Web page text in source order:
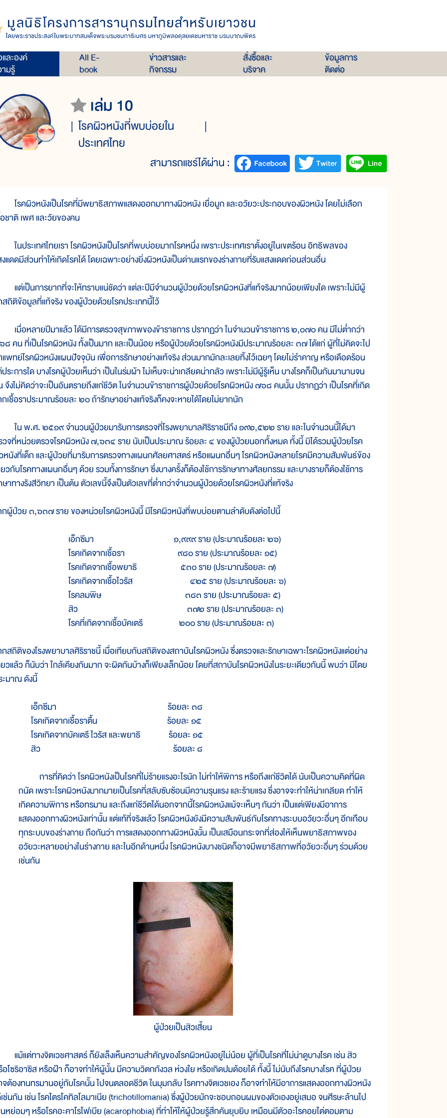
ละองค์
มรู้
All E-
book
ข่าวสารและ
กิจกรรม
สั่งซื้อและ
บริจาค
ข้อมูลการ
ติดต่อ
เล่ม 10
โรคผิวหนังที่พบบ่อยใน
ประเทศไทย
สามารถแชร์ได้ผ่าน :
คผิวหนังเป็นโรคที่มีพยาธิสภาพแสดงออกมาทางผิวหนัง เยื่อมูก และอวัยวะประกอบของผิวหนัง โดยไม่เลือก
ชาติ เพศ และวัยของคน
ระเทศไทยเรา โรคผิวหนังเป็นโรคที่พบบ่อยมากโรคหนึ่ง เพราะประเทศเราตั้งอยู่ในเขตร้อน อิทธิพลของ
แดดมีส่วนทำให้เกิดโรคได้ โดยเฉพาะอย่างยิ่งผิวหนังเป็นด่านแรกของร่างกายที่รับแสงแดดก่อนส่วนอื่น
เป็นการยากที่จะให้ทราบแน่ชัดว่า แต่ละปีมีจำนวนผู้ป่วยด้วยโรคผิวหนังที่แท้จริงมากน้อยเพียงใด เพราะไม่มีผู้
ถิติข้อมูลที่แท้จริง ของผู้ป่วยด้วยโรคประเภทนี้ไว้
อหลายปีมาแล้ว ได้มีการตรวจสุขภาพของข้าราชการ ปรากฏว่า ในจำนวนข้าราชการ ๒,๐๗๐ คน มีไม่ต่ำกว่า
คน ที่เป็นโรคผิวหนัง ทั้งเป็นมาก และเป็นน้อย หรือผู้ป่วยด้วยโรคผิวหนังมีประมาณร้อยละ ๓๗ ได้แก่ ผู้ที่ไม่คิดจะไป
พทย์โรคผิวหนังแผนปัจจุบัน เพื่อการรักษาอย่างแท้จริง ส่วนมากมักละเลยทิ้งไว้เฉยๆ โดยไม่รำคาญ หรือเดือดร้อน
ระการใด บางโรคผู้ป่วยเห็นว่า เป็นในร่มผ้า ไม่เห็นจะน่าเกลียดน่ากลัว เพราะไม่มีผู้รู้เห็น บางโรคก็เป็นกันมานานจน
จึงไม่คิดว่าจะเป็นอันตรายถึงแก่ชีวิต ในจำนวนข้าราชการผู้ป่วยด้วยโรคผิวหนัง ๗๖๘ คนนั้น ปรากฏว่า เป็นโรคที่เกิด
เชื้อราประมาณร้อยละ ๒๐ ถ้ารักษาอย่างแท้จริงก็คงจะหายได้โดยไม่ยากนัก
พ.ศ. ๒๕๑๙ จำนวนผู้ป่วยมารับการตรวจที่โรงพยาบาลศิริราชมีถึง ๑๙๒,๕๒๒ ราย และในจำนวนนี้ได้มา
วจที่หน่วยตรวจโรคผิวหนัง ๗,๖๓๔ ราย นับเป็นประมาณ ร้อยละ ๔ ของผู้ป่วยนอกทั้งหมด ทั้งนี้ มิได้รวมผู้ป่วยโรค
หนังที่เด็ก และผู้ป่วยที่มารับการตรวจทางแผนกศัลยศาสตร์ หรือแผนกอื่นๆ โรคผิวหนังหลายโรคมีความสัมพันธ์ข้อง
วกับโรคทางแผนกอื่นๆ ด้วย รวมทั้งการรักษา ซึ่งบางครั้งก็ต้องใช้การรักษาทางศัลยกรรม และบางรายก็ต้องใช้การ
าทางรังสีวิทยา เป็นต้น ตัวเลขนี้จึงเป็นตัวเลขที่ต่ำกว่าจำนวนผู้ป่วยด้วยโรคผิวหนังที่แท้จริง
กผู้ป่วย ๓,๖๓๗ ราย ของหน่วยโรคผิวหนังนี้ มีโรคผิวหนังที่พบบ่อยตามลำดับดังต่อไปนี้
เอ็กซีมา
๑,๙๙๙ ราย (ประมาณร้อยละ ๒๖)
โรคเกิดจากเชื้อรา
๙๘๐ ราย (ประมาณร้อยละ ๑๕)
โรคเกิดจากเชื้อพยาธิ ๕๓๐ ราย (ประมาณร้อยละ ๗)
โรคเกิดจากเชื้อไวรัส
๔๒๕ ราย (ประมาณร้อยละ ๖)
โรคลมพิษ ๓๘๓ ราย (ประมาณร้อยละ ๕)
สิว
๓๗๒ ราย (ประมาณร้อยละ ๓)
โรคที่เกิดจากเชื้อบัคเตรี ๒๐๐ ราย (ประมาณร้อยละ ๓)
สถิติของโรงพยาบาลศิริราชนี้ เมื่อเทียบกับสถิติของสถาบันโรคผิวหนัง ซึ่งตรวจและรักษาเฉพาะโรคผิวหนังแต่อย่าง
วแล้ว ก็นับว่า ใกล้เคียงกันมาก จะผิดกันบ้างก็เพียงเล็กน้อย โดยที่สถาบันโรคผิวหนังในระยะเดียวกันนี้ พบว่า มีโดย
ะมาณ ดังนี้
เอ็กซีมา
ร้อยละ ๓๘
โรคเกิดจากเชื้อราตื้น ร้อยละ ๑๕
โรคเกิดจากบัคเตรี ไวรัส และพยาธิ ร้อยละ ๑๕
สิว ร้อยละ ๘
การที่คิดว่า โรคผิวหนังเป็นโรคที่ไม่ร้ายแรงอะไรนัก ไม่ทำให้พิการ หรือถึงแก่ชีวิตได้ นับเป็นความคิดที่ผิด
ถนัด เพราะโรคผิวหนังมากมายเป็นโรคที่สลับซับซ้อนมีความรุนแรง และร้ายแรง ซึ่งอาจจะทำให้น่าเกลียด ทำให้
เกิดความพิการ หรือทรมาน และถึงแก่ชีวิตได้นอกจากนี้โรคผิวหนังแม้จะเห็นๆ กันว่า เป็นแต่เพียงมีอาการ
แสดงออกทางผิวหนังเท่านั้น แต่แท้ที่จริงแล้ว โรคผิวหนังยังมีความสัมพันธ์กับโรคทางระบบอวัยวะอื่นๆ อีกเกือบ
ทุกระบบของร่างกาย ถือกันว่า การแสดงออกทางผิวหนังนั้น เป็นเสมือนกระจกที่ส่องให้เห็นพยาธิสภาพของ
อวัยวะหลายอย่างในร่างกาย และในอีกด้านหนึ่ง โรคผิวหนังบางชนิดก็อาจมีพยาธิสภาพที่อวัยวะอื่นๆ ร่วมด้วย
เช่นกัน
ผู้ป่วยเป็นสิวเสี้ยน
แต่ทางจิตเวชศาสตร์ ก็ยังเล็งเห็นความสำคัญของโรคผิวหนังอยู่ไม่น้อย ผู้ที่เป็นโรคที่ไม่น่าดูบางโรค เช่น สิว
โซริอาซิส หรือฝ้า ก็อาจทำให้ผู้นั้น มีความวิตกกังวล ห่วงใย หรือเกิดปมด้อยได้ ทั้งนี้ ไม่นับถึงโรคบางโรค ที่ผู้ป่วย
ต้องทนทรมานอยู่กับโรคนั้น ไปจนตลอดชีวิต ในมุมกลับ โรคทางจิตเวชเอง ก็อาจทำให้มีอาการแสดงออกทางผิวหนัง
ช่นกัน เช่น โรคไตรโคทิลโลมาเนีย (trichotillomania) ซึ่งผู้ป่วยมักจะชอบถอนผมของตัวเองอยู่เสมอ จนศีรษะล้านไป
หย่อมๆ หรือโรคอะคาโรโฟเบีย (acarophobia) ที่ทำให้ให้ผู้ป่วยรู้สึกคันยุบยิบ เหมือนมีตัวอะไรคอยไต่ตอมตาม